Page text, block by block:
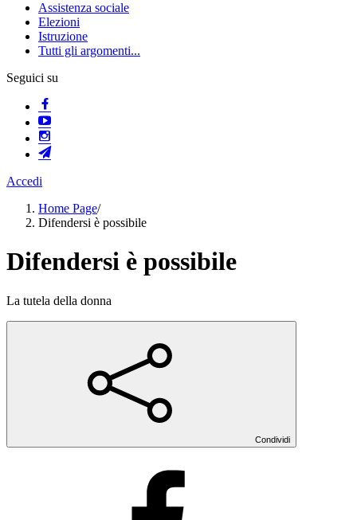
Assistenza sociale
Elezioni
Istruzione
Tutti gli argomenti...
Seguici su
Accedi
Home Page/
Difendersi è possibile
Difendersi è possibile
La tutela della donna
Condividi